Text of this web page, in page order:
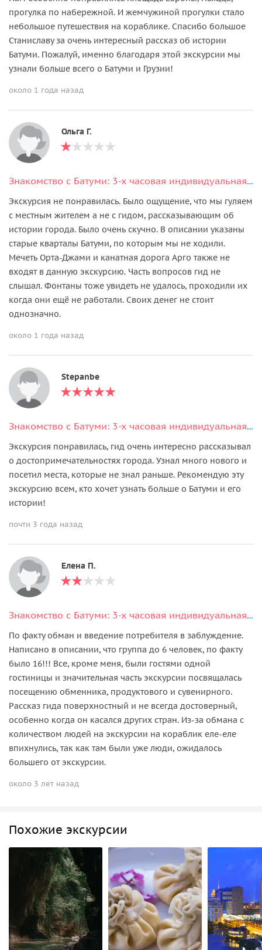
прогулка по набережной. И жемчужиной прогулки стало
небольшое путешествия на кораблике. Спасибо большое
Станиславу за очень интересный рассказ об истории
Батуми. Пожалуй, именно благодаря этой экскурсии мы
узнали больше всего о Батуми и Грузии!
около 1 года назад
Ольга Г.
Знакомство с Батуми: 3-х часовая индивидуальная экскурсия по городу
Экскурсия не понравилась. Было ощущение, что мы гуляем
с местным жителем а не с гидом, рассказывающим об
истории города. Было очень скучно. В описании указаны
cтарые кварталы Батуми, по которым мы не ходили.
Мечеть Орта-Джами и канатная дорога Арго также не
входят в данную экскурсию. Часть вопросов гид не
слышал. Фонтаны тоже увидеть не удалось, проходили их
когда они ещё не работали. Своих денег не стоит
однозначно.
около 1 года назад
Stepanbe
Знакомство с Батуми: 3-х часовая индивидуальная экскурсия по городу
Экскурсия понравилась, гид очень интересно рассказывал
о достопримечательностях города. Узнал много нового и
посетил места, которые не знал раньше. Рекомендую эту
экскурсию всем, кто хочет узнать больше о Батуми и его
истории!
почти 3 года назад
Елена П.
Знакомство с Батуми: 3-х часовая индивидуальная экскурсия по городу
По факту обман и введение потребителя в заблуждение.
Написано в описании, что группа до 6 человек, по факту
было 16!!! Все, кроме меня, были гостями одной
гостиницы и значительная часть экскурсии посвящалась
посещению обменника, продуктового и сувенирного.
Рассказ гида поверхностный и не всегда достоверный,
особенно когда он касался других стран. Из-за обмана с
количеством людей на экскурсии на кораблик еле-еле
впихнулись, так как там были уже люди, ожидалось
большего от экскурсии.
около 3 лет назад
Похожие экскурсии